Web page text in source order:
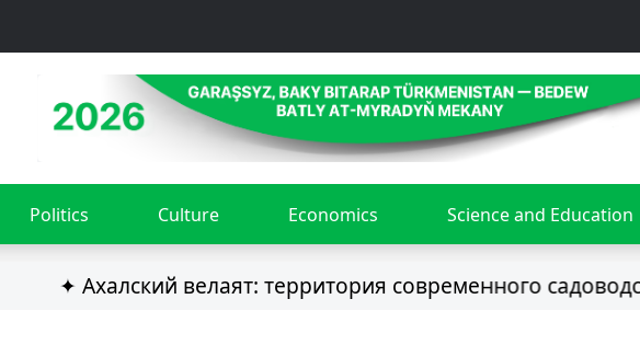
Politics Culture Economics Science and Education
✦ Ахалский велаят: территория современного садоводства ✦